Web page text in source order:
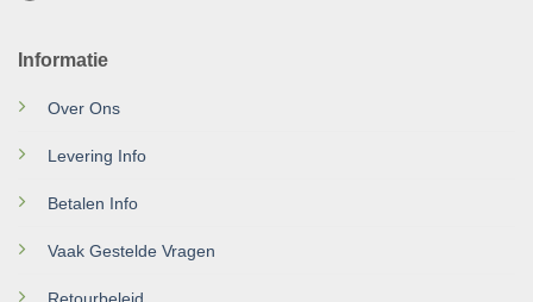
Informatie
Over Ons
Levering Info
Betalen Info
Vaak Gestelde Vragen